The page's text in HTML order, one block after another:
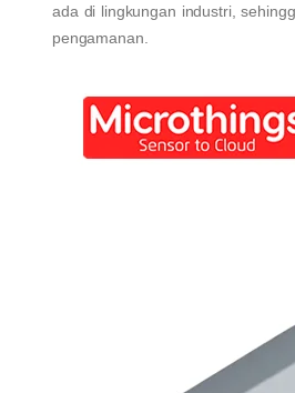
ada di lingkungan industri,
pengamanan.